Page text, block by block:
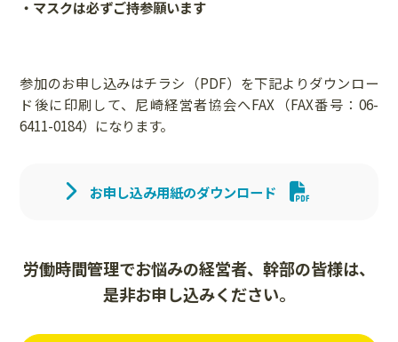
・マスクは必ずご持参願います
参加のお申し込みはチラシ（PDF）を下記よりダウンロー
ド後に印刷して、尼崎経営者協会へFAX（FAX番号：06-
6411-0184）になります。
お申し込み用紙のダウンロード
労働時間管理でお悩みの経営者、幹部の皆様は、
是非お申し込みください。